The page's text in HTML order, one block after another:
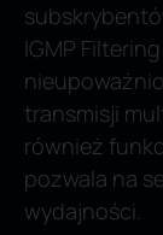
IGMP
transmisji
również
pozwala na
wydajności.